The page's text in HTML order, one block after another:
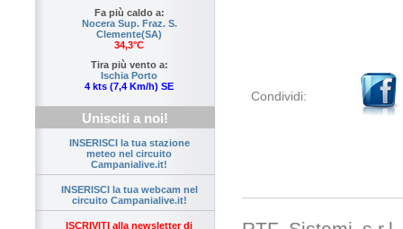
Fa più caldo a:
Nocera Sup. Fraz. S.
Clemente(SA)
34,3°C
Tira più vento a:
Ischia Porto
4 kts (7,4 Km/h) SE
Unisciti a noi!
INSERISCI la tua stazione
meteo nel circuito
Campanialive.it!
INSERISCI la tua webcam nel
circuito Campanialive.it!
ISCRIVITI alla newsletter di
Condividi: